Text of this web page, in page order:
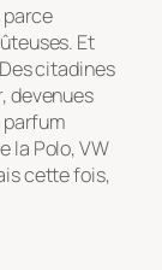
parce
Et
citadines
devenues
parfum
la Polo, VW
cette fois,